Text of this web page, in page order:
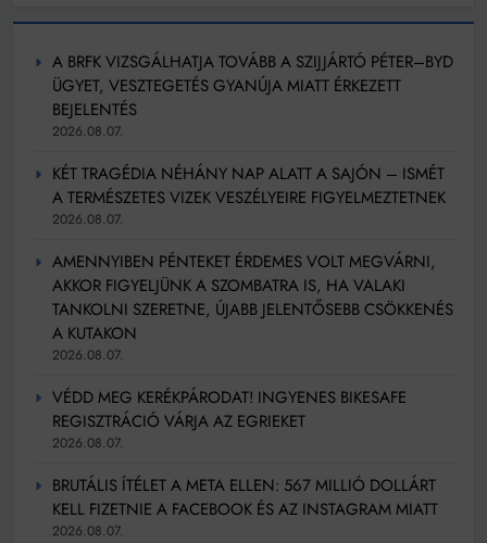
A BRFK VIZSGÁLHATJA TOVÁBB A SZIJJÁRTÓ PÉTER–BYD
ÜGYET, VESZTEGETÉS GYANÚJA MIATT ÉRKEZETT
BEJELENTÉS
2026.08.07.
KÉT TRAGÉDIA NÉHÁNY NAP ALATT A SAJÓN – ISMÉT
A TERMÉSZETES VIZEK VESZÉLYEIRE FIGYELMEZTETNEK
2026.08.07.
AMENNYIBEN PÉNTEKET ÉRDEMES VOLT MEGVÁRNI,
AKKOR FIGYELJÜNK A SZOMBATRA IS, HA VALAKI
TANKOLNI SZERETNE, ÚJABB JELENTŐSEBB CSÖKKENÉS
A KUTAKON
2026.08.07.
VÉDD MEG KERÉKPÁRODAT! INGYENES BIKESAFE
REGISZTRÁCIÓ VÁRJA AZ EGRIEKET
2026.08.07.
BRUTÁLIS ÍTÉLET A META ELLEN: 567 MILLIÓ DOLLÁRT
KELL FIZETNIE A FACEBOOK ÉS AZ INSTAGRAM MIATT
2026.08.07.